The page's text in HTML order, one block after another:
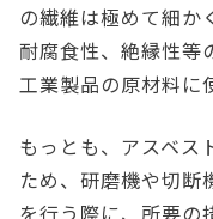
の繊維は極めて細か
耐腐食性、絶縁性等
工業製品の原材料に
もっとも、アスベス
ため、研磨機や切断